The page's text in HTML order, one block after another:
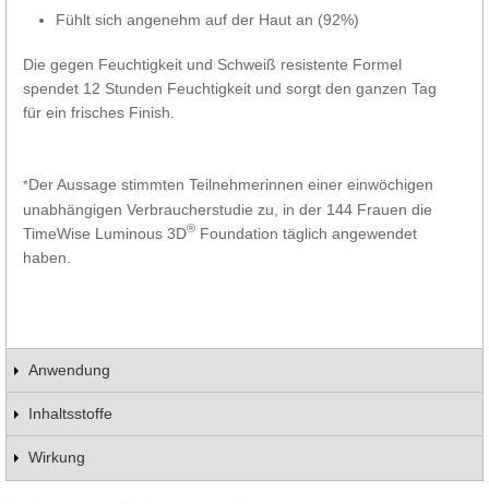
Fühlt sich angenehm auf der Haut an (92%)
Die gegen Feuchtigkeit und Schweiß resistente Formel
spendet 12 Stunden Feuchtigkeit und sorgt den ganzen Tag
für ein frisches Finish.
*Der Aussage stimmten Teilnehmerinnen einer einwöchigen
unabhängigen Verbraucherstudie zu, in der 144 Frauen die
TimeWise Luminous 3D® Foundation täglich angewendet
haben.
Anwendung
Inhaltsstoffe
Wirkung